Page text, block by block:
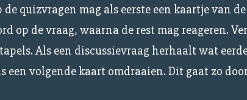
quizvragen mag als eerste een kaartje van
op de vraag, waarna de rest mag reageren.
Als een discussievraag herhaalt wat
een volgende kaart omdraaien. Dit gaat zo